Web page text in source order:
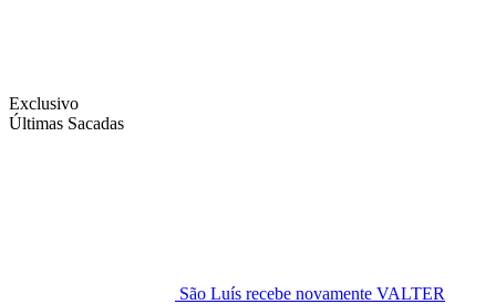
Exclusivo
Últimas Sacadas
São Luís recebe novamente VALTER